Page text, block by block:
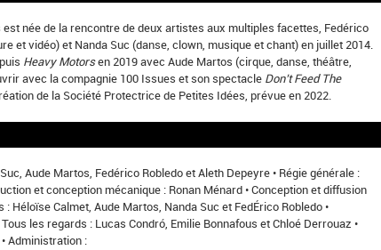
est née de la rencontre de deux artistes aux multiples facettes, Fedérico
et vidéo) et Nanda Suc (danse, clown, musique et chant) en juillet 2014.
Heavy Motorsen 2019 avec Aude Martos (cirque, danse, théâtre,
avec la compagnie 100 Issues et son spectacle Don’t Feed The
de la Société Protectrice de Petites Idées, prévue en 2022.
Aude Martos, Fedérico Robledo et Aleth Depeyre • Régie générale :
et conception mécanique : Ronan Ménard • Conception et diffusion
Héloïse Calmet, Aude Martos, Nanda Suc et FedÉrico Robledo •
les regards : Lucas Condró, Emilie Bonnafous et Chloé Derrouaz •
Administration :